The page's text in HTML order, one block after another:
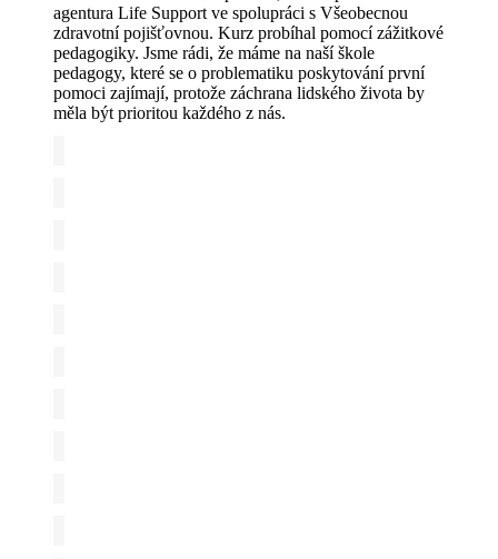
agentura Life Support ve spolupráci s Všeobecnou
zdravotní pojišťovnou. Kurz probíhal pomocí zážitkové
pedagogiky. Jsme rádi, že máme na naší škole
pedagogy, které se o problematiku poskytování první
pomoci zajímají, protože záchrana lidského života by
měla být prioritou každého z nás.